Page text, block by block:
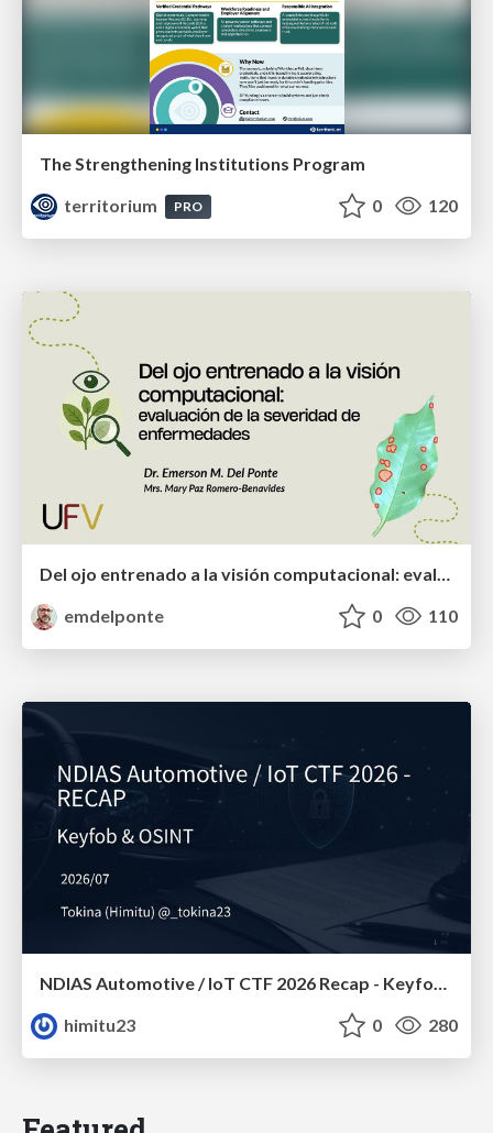
The Strengthening Institutions Program
territorium
PRO 0 120
emdelponte
0 110
NDIAS Automotive / IoT CTF 2026 Recap - Keyfob & OSINT
himitu23
0 280